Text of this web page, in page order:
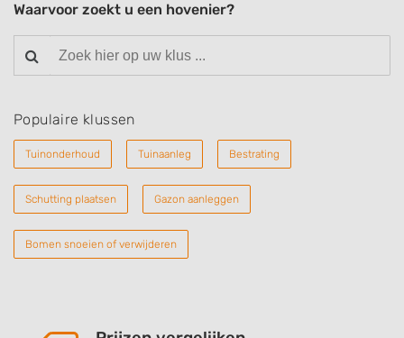
Waarvoor zoekt u een hovenier?
Populaire klussen
Tuinonderhoud Tuinaanleg Bestrating
Schutting plaatsen Gazon aanleggen
Bomen snoeien of verwijderen